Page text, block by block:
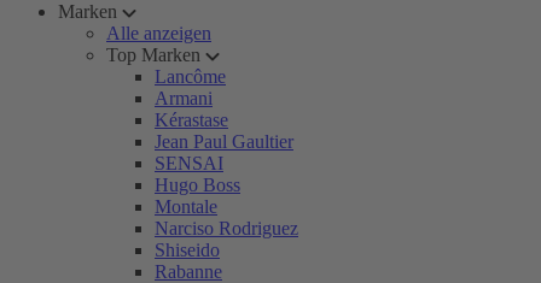
Marken
Alle anzeigen
Top Marken
Lancôme
Armani
Kérastase
Jean Paul Gaultier
SENSAI
Hugo Boss
Montale
Narciso Rodriguez
Shiseido
Rabanne